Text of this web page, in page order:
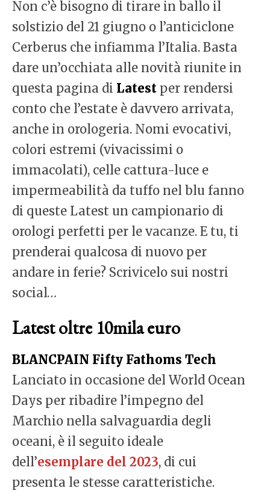
Non c’è bisogno di tirare in ballo il
solstizio del 21 giugno o l’anticiclone
Cerberus che infiamma l’Italia. Basta
dare un’occhiata alle novità riunite in
questa pagina di Latest per rendersi
conto che l’estate è davvero arrivata,
anche in orologeria. Nomi evocativi,
colori estremi (vivacissimi o
immacolati), celle cattura-luce e
impermeabilità da tuffo nel blu fanno
di queste Latest un campionario di
orologi perfetti per le vacanze. E tu, ti
prenderai qualcosa di nuovo per
andare in ferie? Scrivicelo sui nostri
social…
Latest oltre 10mila euro
BLANCPAIN Fifty Fathoms Tech
Lanciato in occasione del World Ocean
Days per ribadire l’impegno del
Marchio nella salvaguardia degli
oceani, è il seguito ideale
dell’esemplare del 2023, di cui
presenta le stesse caratteristiche.